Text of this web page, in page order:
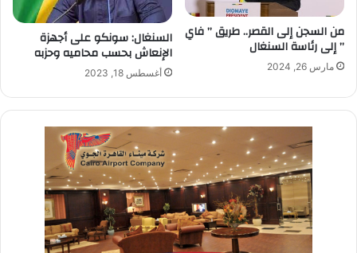
من السجن إلى القصر.. طريق ” فاي
” إلى رئاسة السنغال
مارس 26, 2024
السنغال: سونكو على أجهزة
الإنعاش بحسب محاميه وحزبه
أغسطس 18, 2023